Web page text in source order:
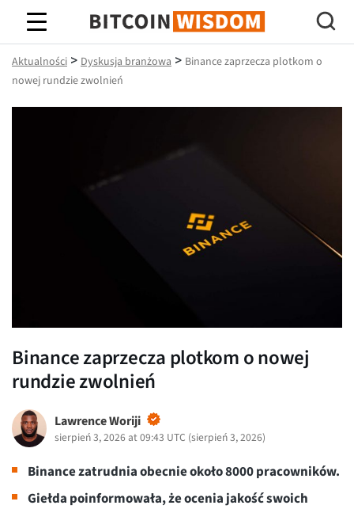
Mądrość Bitcoina
Aktualności > Dyskusja branżowa > Binance zaprzecza plotkom o
nowej rundzie zwolnień
Binance zaprzecza plotkom o nowej
rundzie zwolnień
Lawrence Woriji
sierpień 3, 2026 at 09:43 UTC (sierpień 3, 2026)
Binance zatrudnia obecnie około 8000 pracowników.
Giełda poinformowała, że ocenia jakość swoich